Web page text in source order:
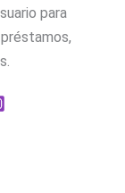
para